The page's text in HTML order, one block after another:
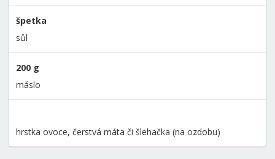
špetka
sůl
200 g
máslo
hrstka ovoce, čerstvá máta či šlehačka (na ozdobu)